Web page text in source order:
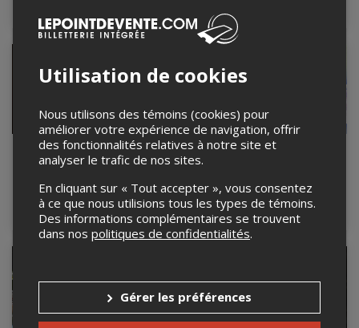
Montréal, QC
Phil Roy - RODAGE
No 3
17 septembre 2026, 20h00
Cabaret Lion d'Or,
Montréal, QC
L'Agence IEL fête
ses 5 ans
18 septembre 2026, 18h00
Cabaret Lion d'Or,
Montréal, QC
Utilisation de cookies
Nous utilisons des témoins (cookies) pour
améliorer votre expérience de navigation, offrir
des fonctionnalités relatives à notre site et
analyser le trafic de nos sites.
En cliquant sur « Tout accepter », vous consentez
à ce que nous utilisions tous les types de témoins.
Des informations complémentaires se trouvent
dans nos politiques de confidentialités.
Gérer les préférences